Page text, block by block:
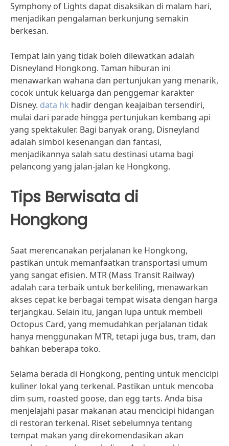
Symphony of Lights dapat disaksikan di malam hari,
menjadikan pengalaman berkunjung semakin
berkesan.
Tempat lain yang tidak boleh dilewatkan adalah
Disneyland Hongkong. Taman hiburan ini
menawarkan wahana dan pertunjukan yang menarik,
cocok untuk keluarga dan penggemar karakter
Disney. data hk hadir dengan keajaiban tersendiri,
mulai dari parade hingga pertunjukan kembang api
yang spektakuler. Bagi banyak orang, Disneyland
adalah simbol kesenangan dan fantasi,
menjadikannya salah satu destinasi utama bagi
pelancong yang jalan-jalan ke Hongkong.
Tips Berwisata di
Hongkong
Saat merencanakan perjalanan ke Hongkong,
pastikan untuk memanfaatkan transportasi umum
yang sangat efisien. MTR (Mass Transit Railway)
adalah cara terbaik untuk berkeliling, menawarkan
akses cepat ke berbagai tempat wisata dengan harga
terjangkau. Selain itu, jangan lupa untuk membeli
Octopus Card, yang memudahkan perjalanan tidak
hanya menggunakan MTR, tetapi juga bus, tram, dan
bahkan beberapa toko.
Selama berada di Hongkong, penting untuk mencicipi
kuliner lokal yang terkenal. Pastikan untuk mencoba
dim sum, roasted goose, dan egg tarts. Anda bisa
menjelajahi pasar makanan atau mencicipi hidangan
di restoran terkenal. Riset sebelumnya tentang
tempat makan yang direkomendasikan akan